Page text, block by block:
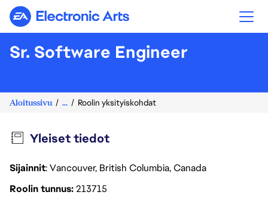
Electronic Arts
Sr. Software Engineer
Aloitussivu ... Roolin yksityiskohdat
Yleiset tiedot
Sijainnit: Vancouver, British Columbia, Canada
Roolin tunnus213715